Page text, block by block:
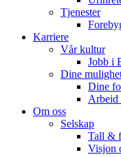
I dialog med B.
Tjenester
Karriere
Vår kultur
Jobb i
Dine
Dine
Arbeid
Om oss
Selskap
Tall &
Visjon